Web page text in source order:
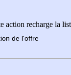
action recharge la
de l'offre